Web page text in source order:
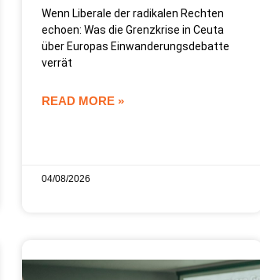
Wenn Liberale der radikalen Rechten
echoen: Was die Grenzkrise in Ceuta
über Europas Einwanderungsdebatte
verrät
READ MORE »
04/08/2026